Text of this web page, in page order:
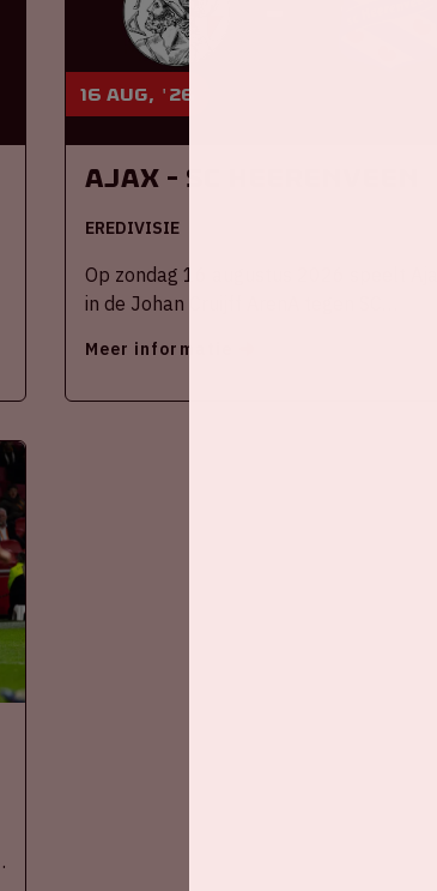
16 aug, '26
Ajax - SC Heerenveen
EREDIVISIE
Op zondag 16 augustus 2026 speelt Ajax
in de Johan Cruijff ArenA tegen SC
Meer informatie